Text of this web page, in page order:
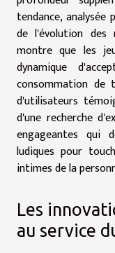
tendance,
de l'évolution
montre que les
dynamique
consommation de
d'utilisateurs
d'une recherche
engageantes qui
ludiques pour
intimes de la
Les
au service